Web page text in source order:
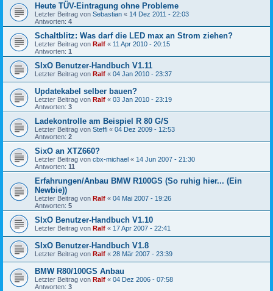
Heute TÜV-Eintragung ohne Probleme
Letzter Beitrag von Sebastian « 14 Dez 2011 - 22:03
Antworten: 4
Schaltblitz: Was darf die LED max an Strom ziehen?
Letzter Beitrag von Ralf « 11 Apr 2010 - 20:15
Antworten: 1
SIxO Benutzer-Handbuch V1.11
Letzter Beitrag von Ralf « 04 Jan 2010 - 23:37
Updatekabel selber bauen?
Letzter Beitrag von Ralf « 03 Jan 2010 - 23:19
Antworten: 3
Ladekontrolle am Beispiel R 80 G/S
Letzter Beitrag von Steffi « 04 Dez 2009 - 12:53
Antworten: 2
SixO an XTZ660?
Letzter Beitrag von cbx-michael « 14 Jun 2007 - 21:30
Antworten: 11
Erfahrungen/Anbau BMW R100GS (So ruhig hier... (Ein
Newbie))
Letzter Beitrag von Ralf « 04 Mai 2007 - 19:26
Antworten: 5
SIxO Benutzer-Handbuch V1.10
Letzter Beitrag von Ralf « 17 Apr 2007 - 22:41
SIxO Benutzer-Handbuch V1.8
Letzter Beitrag von Ralf « 28 Mär 2007 - 23:39
BMW R80/100GS Anbau
Letzter Beitrag von Ralf « 04 Dez 2006 - 07:58
Antworten: 3